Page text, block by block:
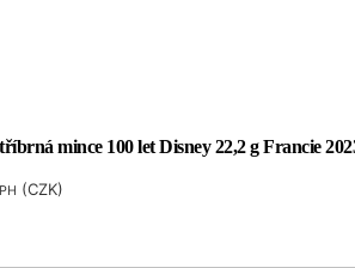
mince 100 let Disney 22,2 g Francie
(CZK)